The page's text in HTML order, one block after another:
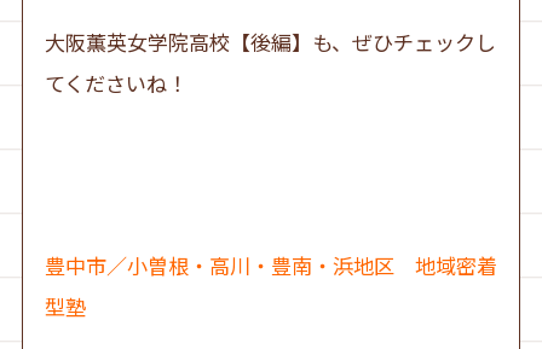
大阪薫英女学院高校【後編】も、ぜひチェックし
てくださいね！
豊中市／小曽根・高川・豊南・浜地区 地域密着
型塾